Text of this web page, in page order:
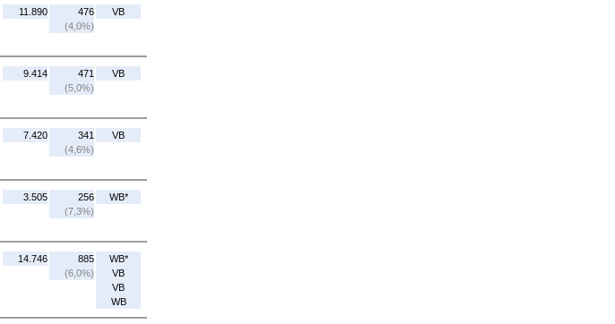
11.890
476
(4,0%)
VB
9.414
471
(5,0%)
VB
7.420
341
(4,6%)
VB
3.505
256
(7,3%)
WB*
14.746
885
(6,0%)
WB*
VB
VB
WB